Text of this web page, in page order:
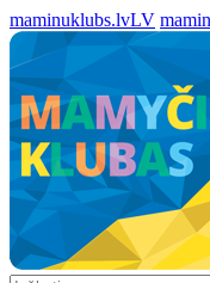
maminuklubs.lvLV